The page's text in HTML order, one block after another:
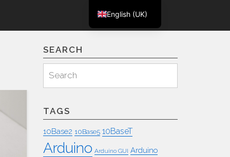
SEARCH
for:
Search
TAGS
10Base2 10Base5 10BaseT
Arduino Arduino GUI Arduino
English (UK)
Deutsch